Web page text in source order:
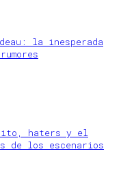
la inesperada
haters y el
de los escenarios